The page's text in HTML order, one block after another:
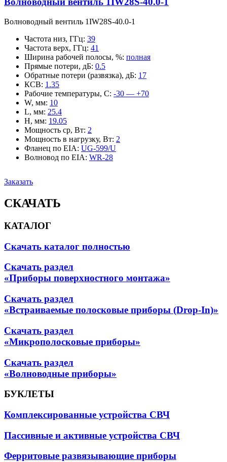
Волноводный вентиль 1IW28S-40.0-1
Частота низ, ГГц: 39
Частота верх, ГГц: 41
Ширина рабочей полосы, %: полная
Прямые потери, дБ: 0.5
Обратные потери (развязка), дБ: 17
КСВ: 1.35
Рабочие температуры, С: -30 — +70
W, мм: 10
L, мм: 25.4
H, мм: 19.05
Мощность ср, Вт: 2
Мощность в нагрузку, Вт: 2
Фланец по EIA: UG-599/U
Волновод по EIA: WR-28
Заказать
СКАЧАТЬ
КАТАЛОГ
Скачать каталог полностью
Скачать раздел
«Приборы поверхностного монтажа»
Скачать раздел
«Встраиваемые полосковые приборы (Drop-In)»
Скачать раздел
«Микрополосковые приборы»
Скачать раздел
«Волноводные приборы»
БУКЛЕТЫ
Комплексированные устройства СВЧ
Пассивные и активные устройства СВЧ
Ферритовые развязывающие приборы